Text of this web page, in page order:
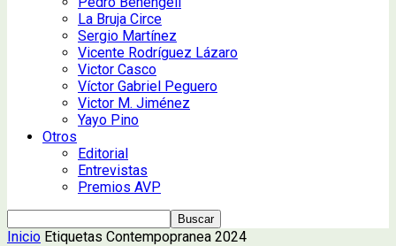
La Bruja Circe
Sergio Martínez
Vicente Rodríguez Lázaro
Victor Casco
Víctor Gabriel Peguero
Victor M. Jiménez
Yayo Pino
Otros
Editorial
Entrevistas
Premios AVP
Inicio Etiquetas Contempopranea 2024